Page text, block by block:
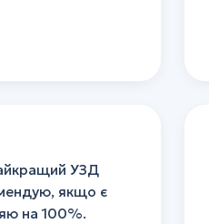
УЗД
якщо є
на 100%.